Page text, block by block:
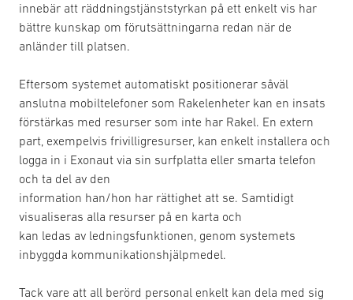
innebär att räddningstjänststyrkan på ett enkelt vis har
bättre kunskap om förutsättningarna redan när de
anländer till platsen.
Eftersom systemet automatiskt positionerar såväl
anslutna mobiltelefoner som Rakelenheter kan en insats
förstärkas med resurser som inte har Rakel. En extern
part, exempelvis frivilligresurser, kan enkelt installera och
logga in i Exonaut via sin surfplatta eller smarta telefon
och ta del av den
information han/hon har rättighet att se. Samtidigt
visualiseras alla resurser på en karta och
kan ledas av ledningsfunktionen, genom systemets
inbyggda kommunikationshjälpmedel.
Tack vare att all berörd personal enkelt kan dela med sig